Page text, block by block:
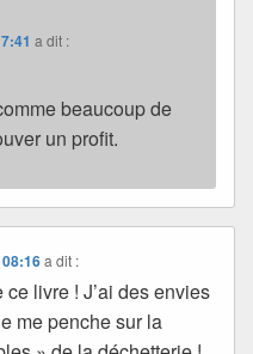
a dit :
beaucoup de
un profit.
a dit :
ce livre ! J’ai des envies
me penche sur la